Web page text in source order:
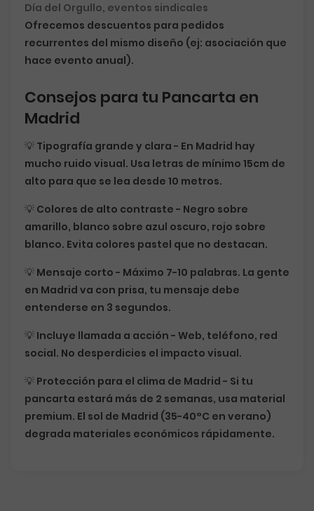
Día del Orgullo, eventos sindicales
Ofrecemos descuentos para pedidos
recurrentes del mismo diseño (ej: asociación que
hace evento anual).
Consejos para tu Pancarta en
Madrid
💡 Tipografía grande y clara - En Madrid hay
mucho ruido visual. Usa letras de mínimo 15cm de
alto para que se lea desde 10 metros.
💡 Colores de alto contraste - Negro sobre
amarillo, blanco sobre azul oscuro, rojo sobre
blanco. Evita colores pastel que no destacan.
💡 Mensaje corto - Máximo 7-10 palabras. La gente
en Madrid va con prisa, tu mensaje debe
entenderse en 3 segundos.
💡 Incluye llamada a acción - Web, teléfono, red
social. No desperdicies el impacto visual.
💡 Protección para el clima de Madrid - Si tu
pancarta estará más de 2 semanas, usa material
premium. El sol de Madrid (35-40°C en verano)
degrada materiales económicos rápidamente.